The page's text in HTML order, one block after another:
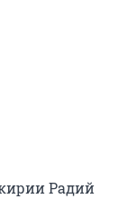
Радий